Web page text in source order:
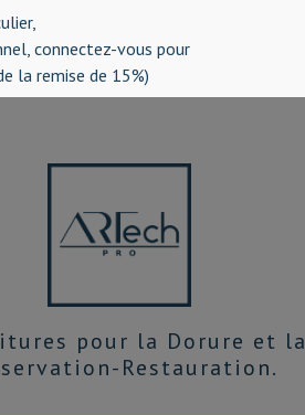
connectez-vous pour
la remise de 15%)
pour la Dorure et la
Restauration.